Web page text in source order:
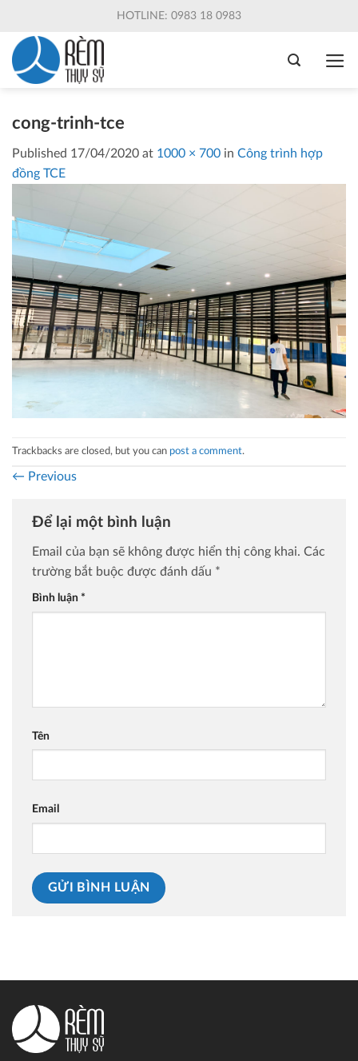
content
HOTLINE: 0983 18 0983
cong-trinh-tce
Published 17/04/2020 at 1000 × 700 in Công trình hợp
đồng TCE
Trackbacks are closed, but you can post a comment.
← Previous
Để lại một bình luận
Email của bạn sẽ không được hiển thị công khai. Các
trường bắt buộc được đánh dấu *
Bình luận *
Tên
Email